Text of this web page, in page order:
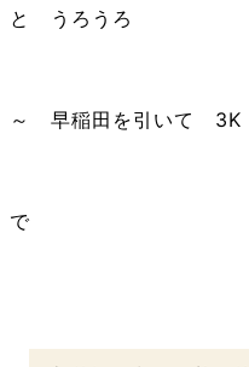
と うろうろ
～ 早稲田を引いて 3K
で